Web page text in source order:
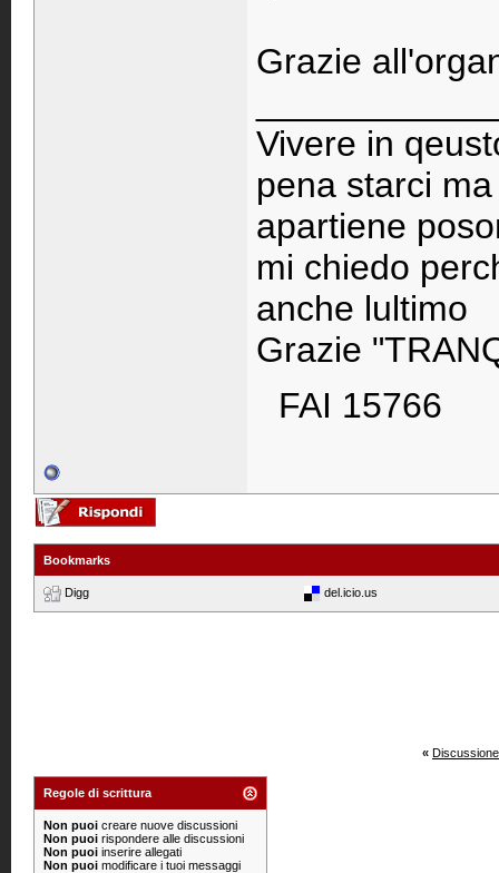
Grazie
Vivere in
pena starci
apartiene
mi chiedo
anche lultimo
Grazie
FAI 15766
Bookmarks
Digg del.icio.us
«
Regole di scrittura
Non puoi creare nuove discussioni
Non puoi rispondere alle discussioni
Non puoi inserire allegati
Non puoi modificare i tuoi messaggi